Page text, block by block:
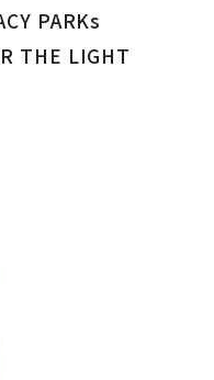
PARKs
THE LIGHT